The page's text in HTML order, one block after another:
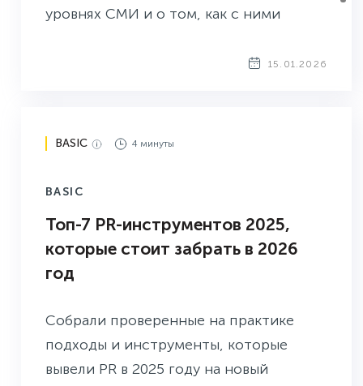
уровнях СМИ и о том, как с ними
15.01.2026
BASIC 4 минуты
BASIC
Топ-7 PR-инструментов 2025,
которые стоит забрать в 2026
год
Собрали проверенные на практике
подходы и инструменты, которые
вывели PR в 2025 году на новый